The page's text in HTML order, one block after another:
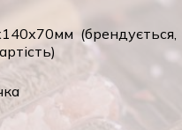
(брендується,